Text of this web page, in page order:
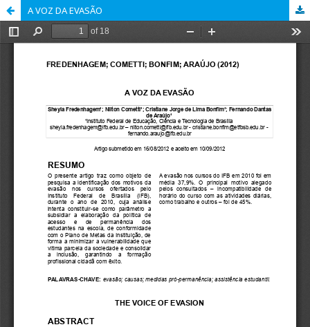
A VOZ DA EVASÃO